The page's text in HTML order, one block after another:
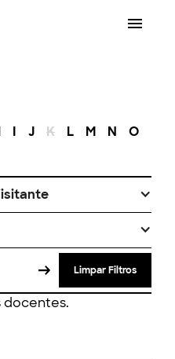
I J K L M N O
Limpar Filtros
docentes.